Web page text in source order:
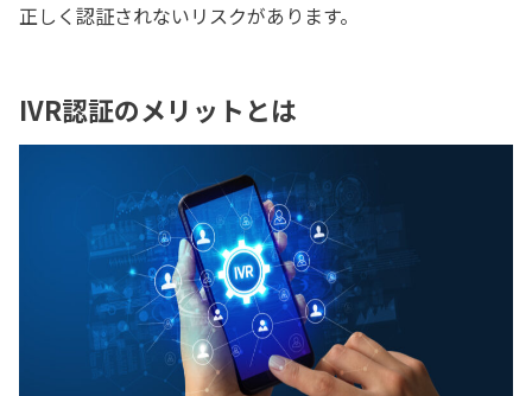
正しく認証されないリスクがあります。
IVR認証のメリットとは